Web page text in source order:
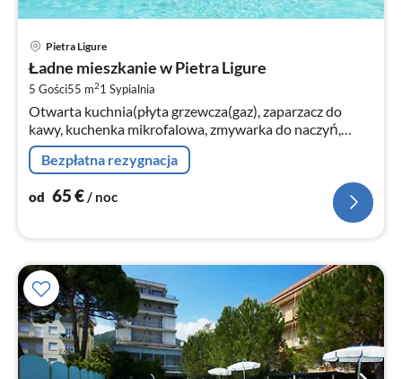
Pietra Ligure
Ładne mieszkanie w Pietra Ligure
5 Gości55 m21 Sypialnia
Otwarta kuchnia(płyta grzewcza(gaz), zaparzacz do
kawy, kuchenka mikrofalowa, zmywarka do naczyń,
lodówka(+ zamrazarka))
Bezpłatna rezygnacja
od 65€/ noc